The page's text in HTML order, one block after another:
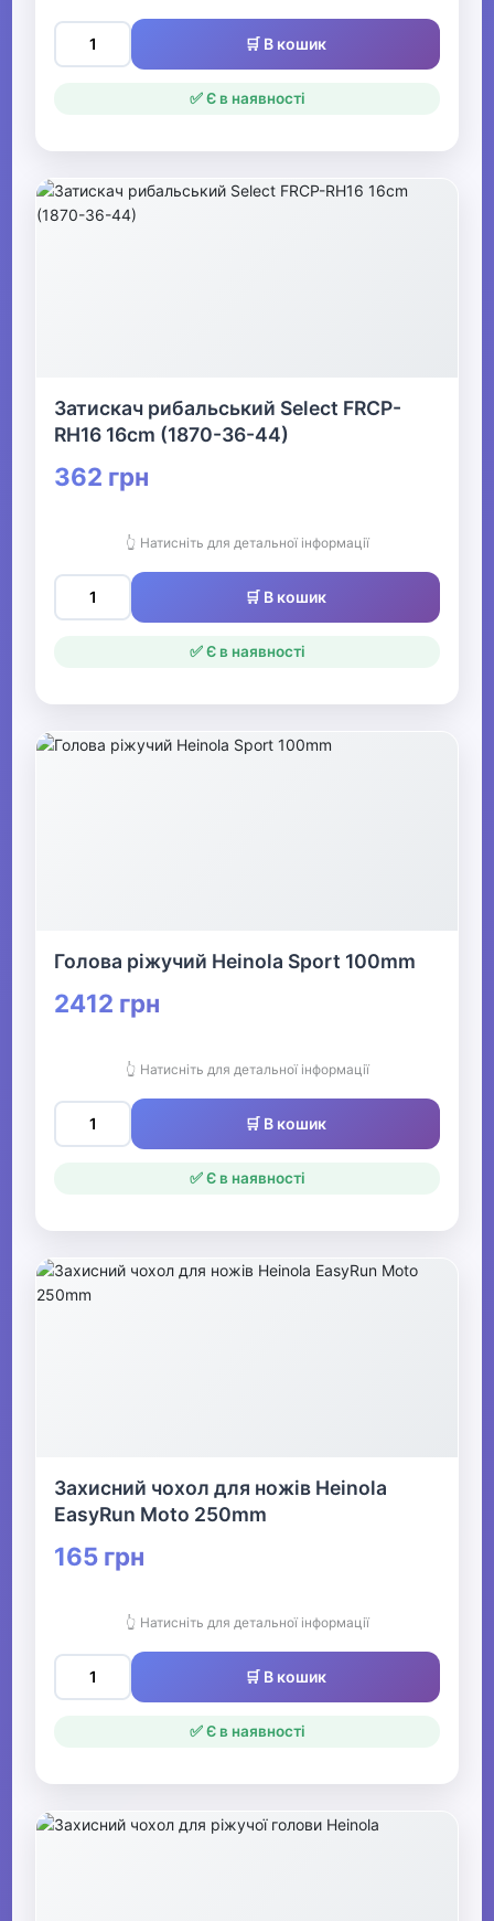
🛒 В кошик
✅ Є в наявності
Затискач рибальський Select FRCP-
RH16 16cm (1870-36-44)
362 грн
👆 Натисніть для детальної інформації
🛒 В кошик
✅ Є в наявності
Голова ріжучий Heinola Sport 100mm
2412 грн
👆 Натисніть для детальної інформації
🛒 В кошик
✅ Є в наявності
Захисний чохол для ножів Heinola
EasyRun Moto 250mm
165 грн
👆 Натисніть для детальної інформації
🛒 В кошик
✅ Є в наявності